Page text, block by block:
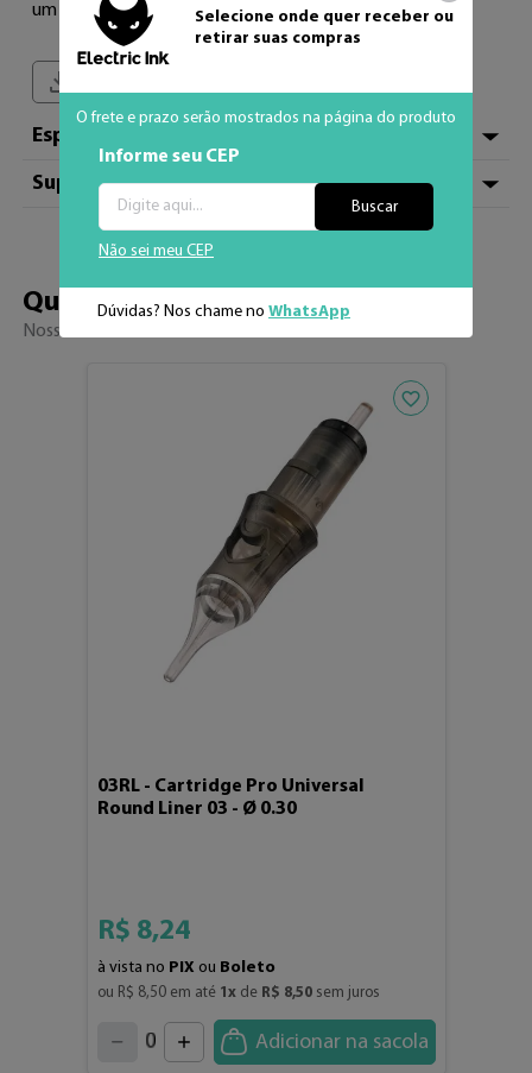
um produto totalmente livre de microrganismos.
Especificações
Hexadecimal #993399
Suporte Técnico
Em caso de dúvidas, entre em contato com o nosso
atendimento.
WhatsApp (34) 3326-7001 ou pelo e-mail
contato@electricink.com.br
Quem viu, viu também
Nossos sucessos de venda
Adicionar aos
03RL - Cartridge Pro Universal
Round Liner 03 - Ø 0.30
R$ 8,24
à vista no PIX ou Boleto
ou R$ 8,50 em até 1 x de R$ 8,50 sem juros
1
6 Adicionar na sacola
Selecione onde quer receber ou
retirar suas compras
O frete e prazo serão mostrados na página do produto
Informe seu CEP
Buscar
Não sei meu CEP
Dúvidas? Nos chame no WhatsApp